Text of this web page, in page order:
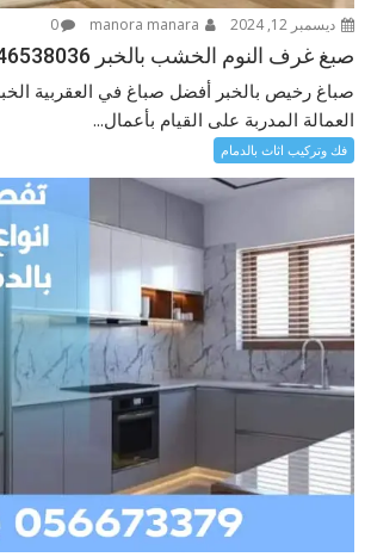
ديسمبر 12, 2024 0
صبغ غرف النوم الخشب بالخبر 0546538036
صباغ رخيص بالخبر أفضل صباغ في العقربية
العمالة المدربة على القيام بأعمال...
فك وتركيب اثاث بالدمام